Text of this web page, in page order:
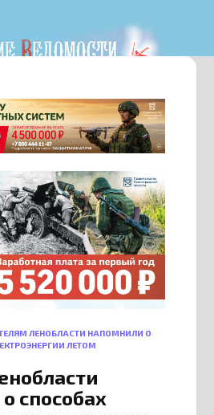
ЛЕНОБЛАСТИ НАПОМНИЛИ О
ЛЕТОМ
способах